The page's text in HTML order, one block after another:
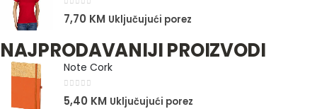
7,70 KM Uključujući porez
NAJPRODAVANIJI PROIZVODI
Note Cork
5,40 KM Uključujući porez